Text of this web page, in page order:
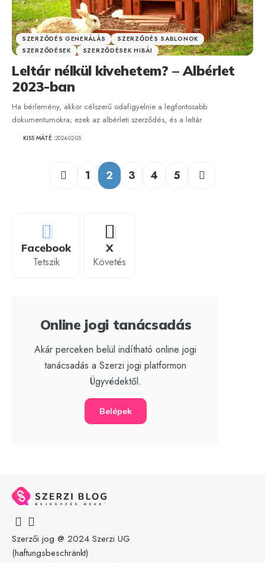
SZERZŐDÉS GENERÁLÁS
SZERZŐDÉS SABLONOK
SZERZŐDÉSEK
SZERZŐDÉSEK HIBÁI
Leltár nélkül kivehetem? – Albérlet
2023-ban
Ha bérlemény, akkor célszerű odafigyelnie a legfontosabb
dokumentumokra; ezek az albérleti szerződés, és a leltár.
KISS MÁTÉ 2024-02-05
1 2 3 4 5
Facebook
Tetszik
X
Követés
Online jogi tanácsadás
Akár perceken belül indítható online jogi
tanácsadás a Szerzi jogi platformon
Ügyvédektől.
Belépek
Szerzői jog @ 2024 Szerzi UG
(haftungsbeschränkt)